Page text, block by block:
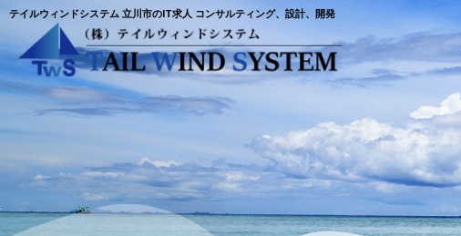
テイルウィンドシステム 立川市のIT求人 コンサルティング、設計、開発